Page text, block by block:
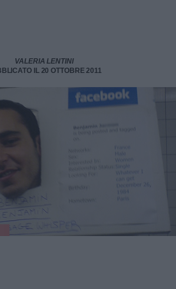
VALERIA LENTINI
IL 20 OTTOBRE 2011